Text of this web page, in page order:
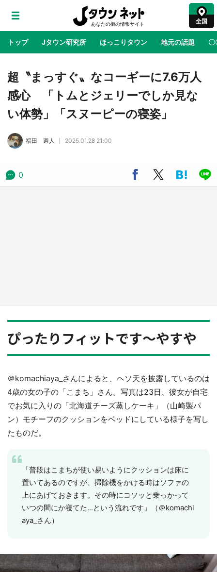
全国
トップ Jタウン研究所 ほっこりタウン 地元の話題 〇
地域×二次元 絶景 あの時はありがとう 物語がはじ
アニメ『はたらく細胞』と神奈川県の3度目コ
ラボ 作品の世界観通じて「小児がん」学べる
超〝まっすぐ〟なコーギーに7.6万人
感心 「トムとジェリーでしか見な
い体勢」「スヌーピーの寝姿」
福田 週人 2025.01.28 21:00
0
ぴったりフィットです～やすや
＠komachiaya_さんによると、ヘソ天を披露しているのは
4歳の女の子の「こまち」さん。写真は23日、彼女が自宅
でお気に入りの「北海道チーズ蒸しケーキ」（山崎製パ
ン）モチーフのクッションをベッドにしている様子を写し
たものだ。
「普段はこまちが使い易いようにクッションは床に
置いてあるのですが、掃除機をかける時はソファの
上にあげておきます。その時にコソッと乗っかって
いつの間にか寝てた...という流れです」（＠komachi
aya_さん）